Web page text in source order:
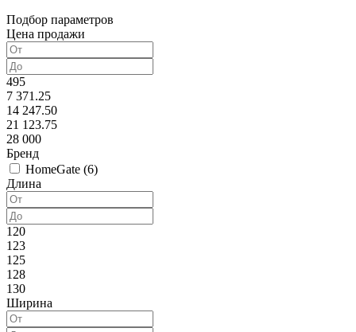
Подбор параметров
Цена продажи
495
7 371.25
14 247.50
21 123.75
28 000
Бренд
HomeGate (6)
Длина
120
123
125
128
130
Ширина